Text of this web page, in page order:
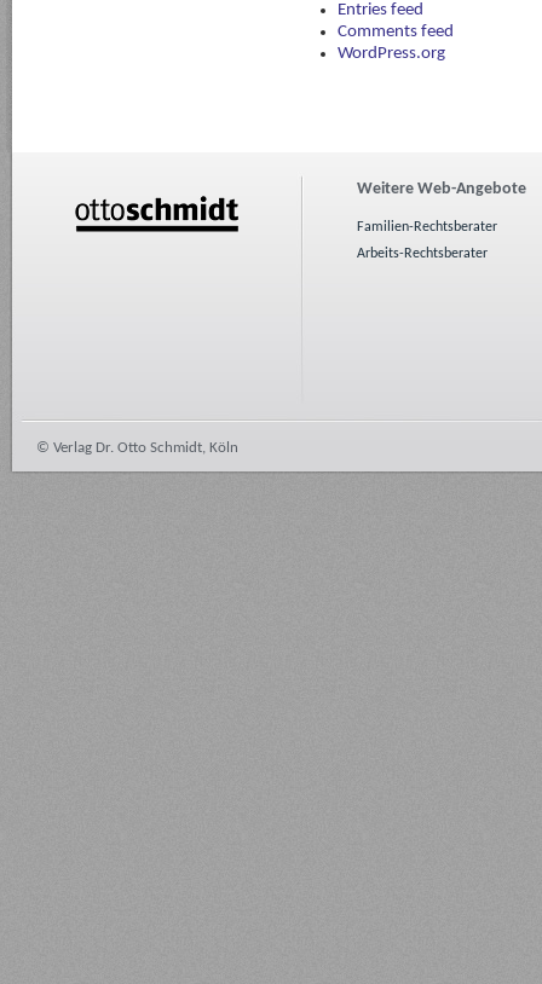
Entries feed
Comments feed
WordPress.org
Weitere Web-Angebote
Familien-Rechtsberater
Arbeits-Rechtsberater
© Verlag Dr. Otto Schmidt, Köln